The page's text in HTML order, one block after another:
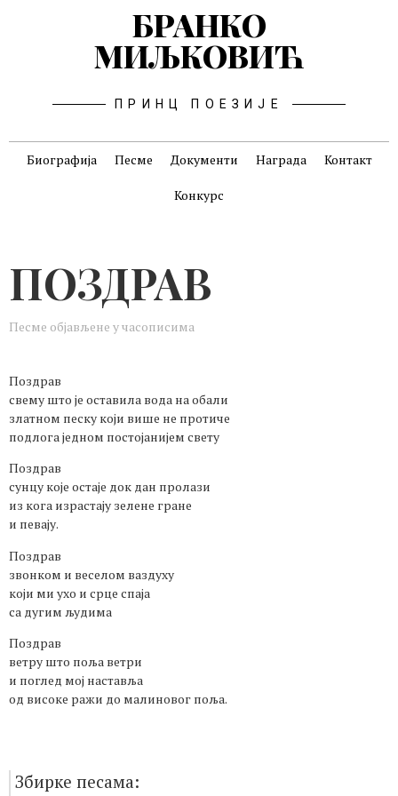
БРАНКО
МИЉКОВИЋ
ПРИНЦ ПОЕЗИЈЕ
Биографија Песме Документи Награда Контакт
Конкурс
ПОЗДРАВ
Песме објављене у часописима
Поздрав
свему што је оставила вода на обали
златном песку који више не протиче
подлога једном постојанијем свету
Поздрав
сунцу које остаје док дан пролази
из кога израстају зелене гране
и певају.
Поздрав
звонком и веселом ваздуху
који ми ухо и срце спаја
са дугим људима
Поздрав
ветру што поља ветри
и поглед мој наставља
од високе ражи до малиновог поља.
Збирке песама: